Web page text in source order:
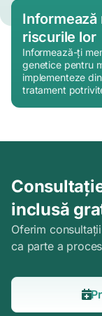
Informează
riscurile lor
Informează-ți
genetice pentru
implementeze
tratament
inclusă
Oferim
ca parte a